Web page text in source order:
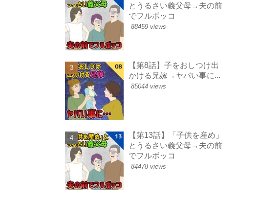
とうるさい義父母→夫の前
でフルボッコ
88459 views
【第8話】子をおしつけ出
かける兄嫁→ヤバい事に...
85044 views
【第13話】「子供を産め」
とうるさい義父母→夫の前
でフルボッコ
84478 views